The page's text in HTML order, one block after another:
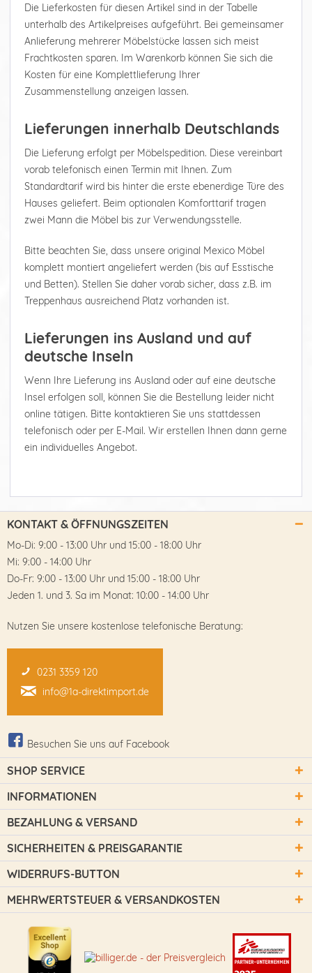
Die Lieferkosten für diesen Artikel sind in der Tabelle
unterhalb des Artikelpreises aufgeführt. Bei gemeinsamer
Anlieferung mehrerer Möbelstücke lassen sich meist
Frachtkosten sparen. Im Warenkorb können Sie sich die
Kosten für eine Komplettlieferung Ihrer
Zusammenstellung anzeigen lassen.
Lieferungen innerhalb Deutschlands
Die Lieferung erfolgt per Möbelspedition. Diese vereinbart
vorab telefonisch einen Termin mit Ihnen. Zum
Standardtarif wird bis hinter die erste ebenerdige Türe des
Hauses geliefert. Beim optionalen Komforttarif tragen
zwei Mann die Möbel bis zur Verwendungsstelle.
Bitte beachten Sie, dass unsere original Mexico Möbel
komplett montiert angeliefert werden (bis auf Esstische
und Betten). Stellen Sie daher vorab sicher, dass z.B. im
Treppenhaus ausreichend Platz vorhanden ist.
Lieferungen ins Ausland und auf
deutsche Inseln
Wenn Ihre Lieferung ins Ausland oder auf eine deutsche
Insel erfolgen soll, können Sie die Bestellung leider nicht
online tätigen. Bitte kontaktieren Sie uns stattdessen
telefonisch oder per E-Mail. Wir erstellen Ihnen dann gerne
ein individuelles Angebot.
KONTAKT & ÖFFNUNGSZEITEN
Mo-Di: 9:00 - 13:00 Uhr und 15:00 - 18:00 Uhr
Mi: 9:00 - 14:00 Uhr
Do-Fr: 9:00 - 13:00 Uhr und 15:00 - 18:00 Uhr
Jeden 1. und 3. Sa im Monat: 10:00 - 14:00 Uhr
Nutzen Sie unsere kostenlose telefonische Beratung:
0231 3359 120
info@1a-direktimport.de
Besuchen Sie uns auf Facebook
SHOP SERVICE
INFORMATIONEN
BEZAHLUNG & VERSAND
SICHERHEITEN & PREISGARANTIE
WIDERRUFS-BUTTON
MEHRWERTSTEUER & VERSANDKOSTEN